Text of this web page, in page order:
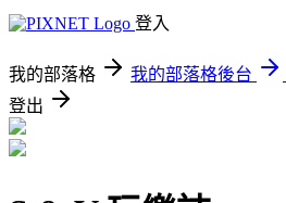
登入
我的部落格 我的部落格後台
登出